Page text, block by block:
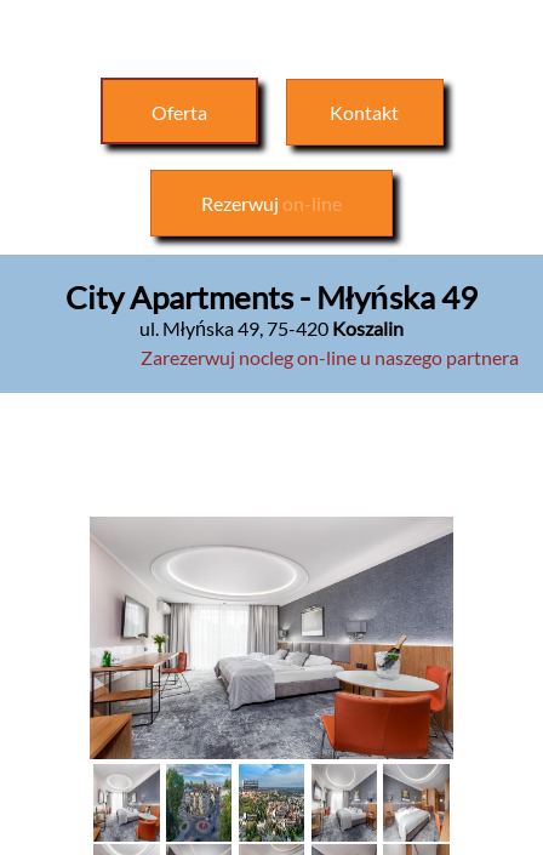
Oferta Kontakt
Rezerwuj on-line
City Apartments - Młyńska 49
ul. Młyńska 49,75-420 Koszalin
Zarezerwuj nocleg on-line u naszego partnera